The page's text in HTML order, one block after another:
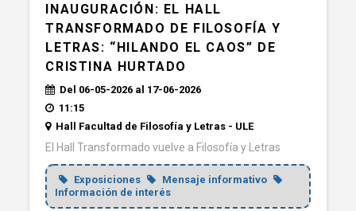
INAUGURACIÓN: EL HALL
TRANSFORMADO DE FILOSOFÍA Y
LETRAS: “HILANDO EL CAOS” DE
CRISTINA HURTADO
Del 06-05-2026 al 17-06-2026
11:15
Hall Facultad de Filosofía y Letras - ULE
El Hall Transformado vuelve a Filosofía y Letras
Exposiciones
Mensaje informativo
Información de interés